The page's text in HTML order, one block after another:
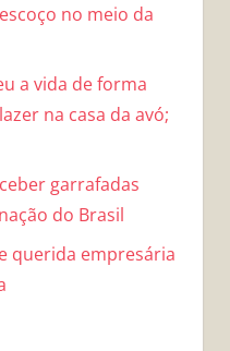
no meio da
a vida de forma
na casa da avó;
garrafadas
do Brasil
querida empresária